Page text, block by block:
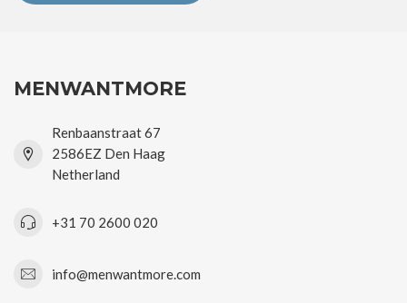
MENWANTMORE
Renbaanstraat 67
2586EZ Den Haag
Netherland
+31 70 2600 020
info@menwantmore.com